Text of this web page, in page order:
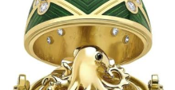
Extra +